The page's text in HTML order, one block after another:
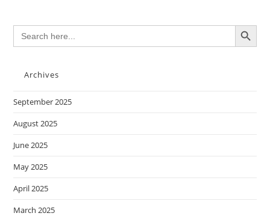
Search
for:
SEARCH BUTTON
Archives
September 2025
August 2025
June 2025
May 2025
April 2025
March 2025